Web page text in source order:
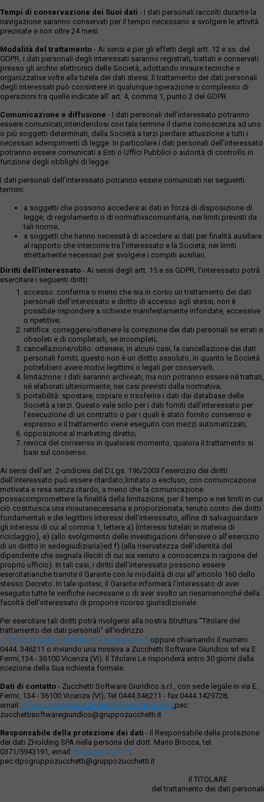
Tempi di conservazione dei Suoi dati - I dati personali raccolti durante la
navigazione saranno conservati per il tempo necessario a svolgere le attività
precisate e non oltre 24 mesi.
Modalità del trattamento - Ai sensi e per gli effetti degli artt. 12 e ss. del
GDPR, i dati personali degli interessati saranno registrati, trattati e conservati
presso gli archivi elettronici delle Società, adottando misure tecniche e
organizzative volte alla tutela dei dati stessi. Il trattamento dei dati personali
degli interessati può consistere in qualunque operazione o complesso di
operazioni tra quelle indicate all' art. 4, comma 1, punto 2 del GDPR.
Comunicazione e diffusione - I dati personali dell’interessato potranno
essere comunicati,intendendosi con tale termine il darne conoscenza ad uno
o più soggetti determinati, dalla Società a terzi perdare attuazione a tutti i
necessari adempimenti di legge. In particolare i dati personali dell’interessato
potranno essere comunicati a Enti o Uffici Pubblici o autorità di controllo in
funzione degli obblighi di legge.
I dati personali dell’interessato potranno essere comunicati nei seguenti
termini:
a soggetti che possono accedere ai dati in forza di disposizione di
legge, di regolamento o di normativacomunitaria, nei limiti previsti da
tali norme;
a soggetti che hanno necessità di accedere ai dati per finalità ausiliare
al rapporto che intercorre tra l’interessato e la Società, nei limiti
strettamente necessari per svolgere i compiti ausiliari.
Diritti dell’interessato - Ai sensi degli artt. 15 e ss GDPR, l’interessato potrà
esercitare i seguenti diritti:
accesso: conferma o meno che sia in corso un trattamento dei dati
personali dell’interessato e diritto di accesso agli stessi; non è
possibile rispondere a richieste manifestamente infondate, eccessive
o ripetitive;
rettifica: correggere/ottenere la correzione dei dati personali se errati o
obsoleti e di completarli, se incompleti;
cancellazione/oblio: ottenere, in alcuni casi, la cancellazione dei dati
personali forniti; questo non è un diritto assoluto, in quanto le Società
potrebbero avere motivi legittimi o legali per conservarli;
limitazione: i dati saranno archiviati, ma non potranno essere né trattati,
né elaborati ulteriormente, nei casi previsti dalla normativa;
portabilità: spostare, copiare o trasferire i dati dai database delle
Società a terzi. Questo vale solo per i dati forniti dall’interessato per
l’esecuzione di un contratto o per i quali è stato fornito consenso e
espresso e il trattamento viene eseguito con mezzi automatizzati;
opposizione al marketing diretto;
revoca del consenso in qualsiasi momento, qualora il trattamento si
basi sul consenso.
Ai sensi dell’art. 2-undicies del D.Lgs. 196/2003 l’esercizio dei diritti
dell’interessato può essere ritardato,limitato o escluso, con comunicazione
motivata e resa senza ritardo, a meno che la comunicazione
possacompromettere la finalità della limitazione, per il tempo e nei limiti in cui
ciò costituisca una misuranecessaria e proporzionata, tenuto conto dei diritti
fondamentali e dei legittimi interessi dell’interessato, alfine di salvaguardare
gli interessi di cui al comma 1, lettere a) (interessi tutelati in materia di
riciclaggio), e) (allo svolgimento delle investigazioni difensive o all’esercizio
di un diritto in sedegiudiziaria)ed f) (alla riservatezza dell’identità del
dipendente che segnala illeciti di cui sia venuto a conoscenza in ragione del
proprio ufficio). In tali casi, i diritti dell’interessato possono essere
esercitatianche tramite il Garante con le modalità di cui all’articolo 160 dello
stesso Decreto. In tale ipotesi, il Garante informerà l’interessato di aver
eseguito tutte le verifiche necessarie o di aver svolto un riesamenonché della
facoltà dell’interessato di proporre ricorso giurisdizionale.
Per esercitare tali diritti potrà rivolgersi alla nostra Struttura "Titolare del
trattamento dei dati personali" all'indirizzo
ufficio.privacy@zucchettisofwaregiuridico.itoppure chiamando il numero
0444. 346211 o inviando una missiva a Zucchetti Software Giuridico srl via E.
Fermi,134 - 36100 Vicenza (VI). Il Titolare Le risponderà entro 30 giorni dalla
ricezione della Sua richiesta formale.
Dati di contatto - Zucchetti Software Giuridico s.r.l., con sede legale in via E.
Fermi, 134 - 36100 Vicenza (VI); Tel 0444.346211 - fax 0444.1429728;
email:ufficio.privacy@zucchettisoftwaregiuridico.it,pec:
zucchettisoftwaregiuridico@gruppozucchetti.it
Responsabile della protezione dei dati - Il Responsabile della protezione
dei dati ZHolding SPA nella persona del dott. Mario Brocca, tel.
0371/5943191, email:dpo@zucchetti.it,
pec:dpogruppozucchetti@gruppozucchetti.it
Il TITOLARE
del trattamento dei dati personali